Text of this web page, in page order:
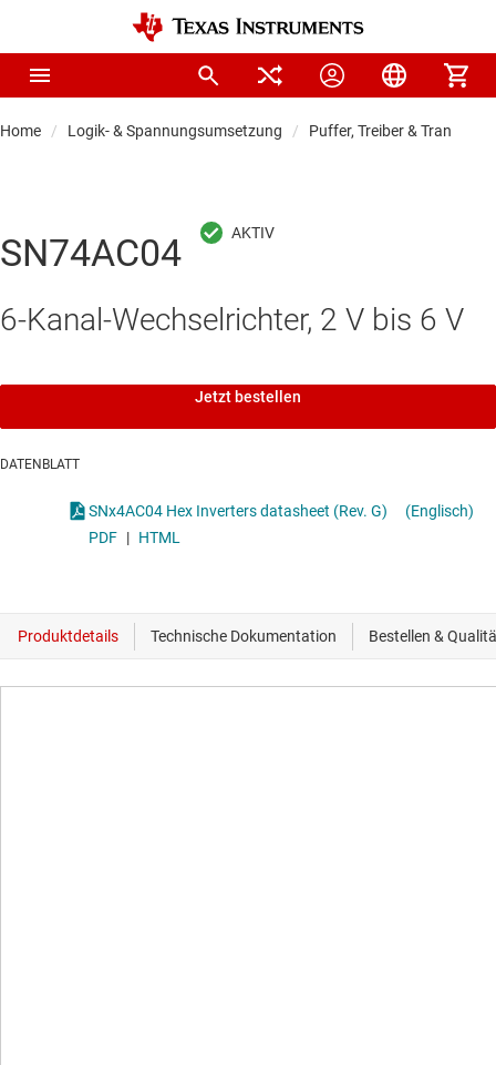
Home Logik- & Spannungsumsetzung Puffer, Treiber &
SN74AC04
6-Kanal-Wechselrichter, 2 V bis 6 V
Jetzt bestellen
DATENBLATT
SNx4AC04 Hex Inverters datasheet (Rev. G)
(Englisch)
PDF | HTML